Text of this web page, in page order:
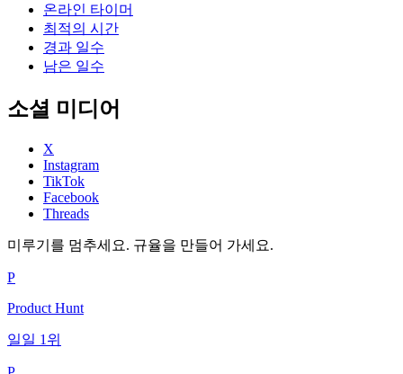
온라인 타이머
최적의 시간
경과 일수
남은 일수
소셜 미디어
X
Instagram
TikTok
Facebook
Threads
미루기를 멈추세요. 규율을 만들어 가세요.
P
Product Hunt
일일 1위